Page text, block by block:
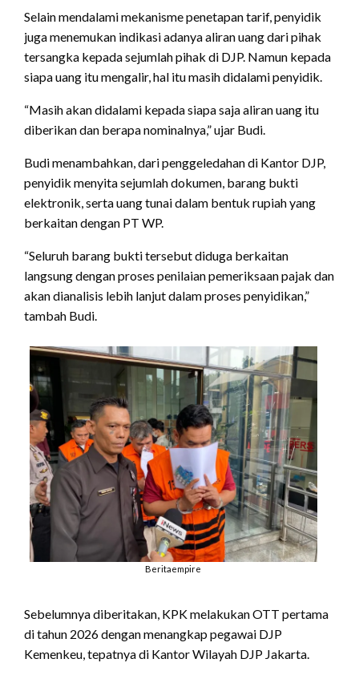
Selain mendalami mekanisme penetapan tarif, penyidik
juga menemukan indikasi adanya aliran uang dari pihak
tersangka kepada sejumlah pihak di DJP. Namun kepada
siapa uang itu mengalir, hal itu masih didalami penyidik.
“Masih akan didalami kepada siapa saja aliran uang itu
diberikan dan berapa nominalnya,” ujar Budi.
Budi menambahkan, dari penggeledahan di Kantor DJP,
penyidik menyita sejumlah dokumen, barang bukti
elektronik, serta uang tunai dalam bentuk rupiah yang
berkaitan dengan PT WP.
“Seluruh barang bukti tersebut diduga berkaitan
langsung dengan proses penilaian pemeriksaan pajak dan
akan dianalisis lebih lanjut dalam proses penyidikan,”
tambah Budi.
Beritaempire
Sebelumnya diberitakan, KPK melakukan OTT pertama
di tahun 2026 dengan menangkap pegawai DJP
Kemenkeu, tepatnya di Kantor Wilayah DJP Jakarta.